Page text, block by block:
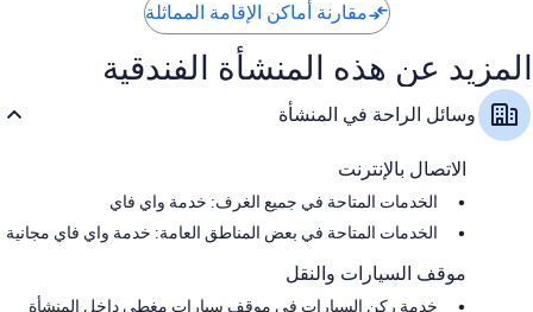
مقارنة أماكن الإقامة المماثلة
المزيد عن هذه المنشأة الفندقية
وسائل الراحة في المنشأة
الاتصال بالإنترنت
الخدمات المتاحة في جميع الغرف: خدمة واي فاي
الخدمات المتاحة في بعض المناطق العامة: خدمة واي فاي مجانية
موقف السيارات والنقل
خدمة ركن السيارات في موقف سيارات مغطى داخل المنشأة